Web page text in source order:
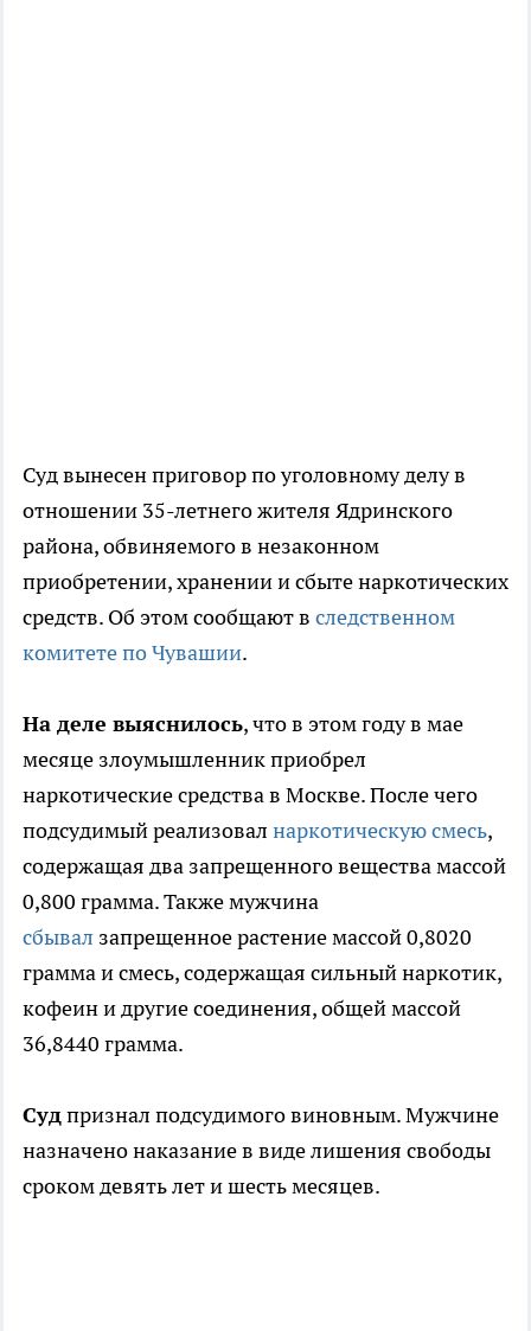
Суд вынесен приговор по уголовному делу в
отношении 35-летнего жителя Ядринского
района, обвиняемого в незаконном
приобретении, хранении и сбыте наркотических
средств. Об этом сообщают в следственном
комитете по Чувашии.
На деле выяснилось, что в этом году в мае
месяце злоумышленник приобрел
наркотические средства в Москве. После чего
подсудимый реализовал наркотическую смесь,
содержащая два запрещенного вещества массой
0,800 грамма. Также мужчина
сбывал запрещенное растение массой 0,8020
грамма и смесь, содержащая сильный наркотик,
кофеин и другие соединения, общей массой
36,8440 грамма.
Судпризнал подсудимого виновным. Мужчине
назначено наказание в виде лишения свободы
сроком девять лет и шесть месяцев.